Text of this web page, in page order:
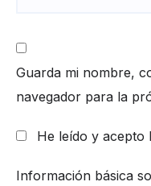
Guarda mi nombre,
navegador para la
He leído y acepto
Información básica